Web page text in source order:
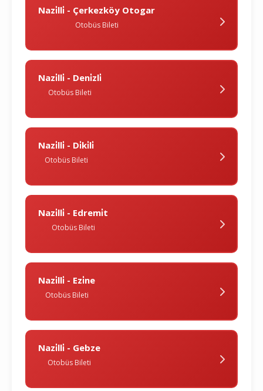
Nazi̇lli̇ - Çerkezköy Otogar
Otobüs Bileti
Nazi̇lli̇ - Deni̇zli̇
Otobüs Bileti
Nazi̇lli̇ - Di̇ki̇li̇
Otobüs Bileti
Nazi̇lli̇ - Edremi̇t
Otobüs Bileti
Nazi̇lli̇ - Ezi̇ne
Otobüs Bileti
Nazi̇lli̇ - Gebze
Otobüs Bileti